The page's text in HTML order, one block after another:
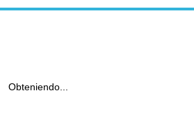
Obteniendo...